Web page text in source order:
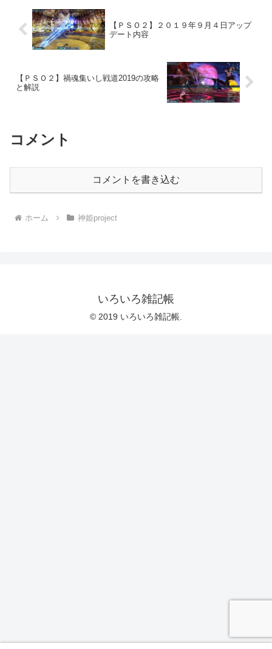
【ＰＳＯ２】２０１９年９月４日アップ
デート内容
【ＰＳＯ２】禍魂集いし戦道2019の攻略
と解説
コメント
コメントを書き込む
ホーム 神姫project
いろいろ雑記帳
© 2019 いろいろ雑記帳.